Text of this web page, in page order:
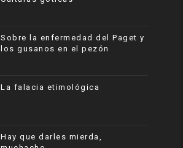
Sobre la enfermedad del Paget y
los gusanos en el pezón
La falacia etimológica
Hay que darles mierda,